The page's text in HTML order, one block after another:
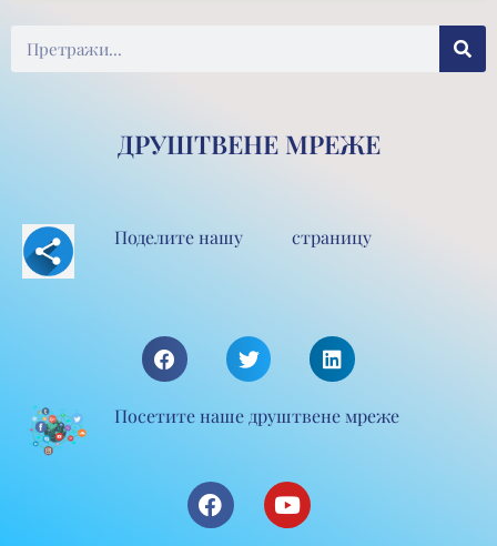
ДРУШТВЕНЕ МРЕЖЕ
Поделите нашу страницу
Посетите наше друштвене мреже
F
a
Y
o